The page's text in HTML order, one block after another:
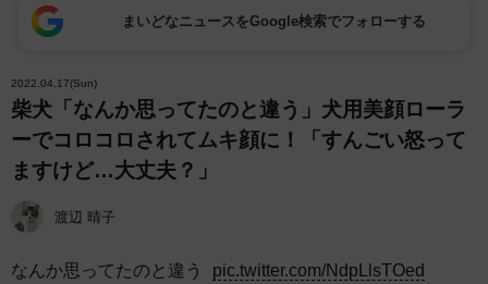
まいどなニュースをGoogle検索でフォローする
2022.04.17(Sun)
柴犬「なんか思ってたのと違う」犬用美顔ローラ
ーでコロコロされてムキ顔に！「すんごい怒って
ますけど…大丈夫？」
渡辺 晴子
なんか思ってたのと違う pic.twitter.com/NdpLlsTOed